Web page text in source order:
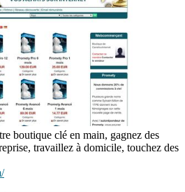
boutique clé en main, gagnez des
travaillez à domicile, touchez des